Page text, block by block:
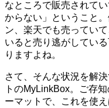
なところで販売されて
からない」ということ
ン、楽天でも売ってい
いると売り逃がしてい
りますよね。
さて、そんな状況を解
トのMyLinkBox。ご存
ーマットで、これを使